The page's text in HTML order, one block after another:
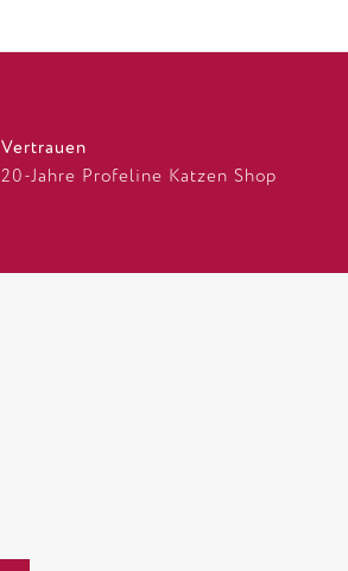
Vertrauen
20-Jahre Profeline Katzen Shop